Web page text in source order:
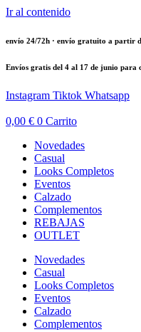
Ir al contenido
envío 24/72h · envío gratuito a partir
Envíos gratis del 4 al 17 de junio para
Instagram Tiktok Whatsapp
0,00 € 0 Carrito
Novedades
Casual
Looks Completos
Eventos
Calzado
Complementos
REBAJAS
OUTLET
Novedades
Casual
Looks Completos
Eventos
Calzado
Complementos